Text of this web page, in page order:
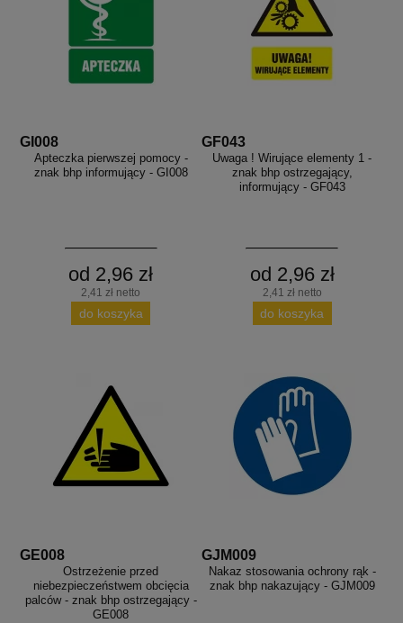
GI008
Apteczka pierwszej pomocy -
znak bhp informujący - GI008
od 2,96 zł
2,41 zł netto
do koszyka
GF043
Uwaga ! Wirujące elementy 1 -
znak bhp ostrzegający,
informujący - GF043
od 2,96 zł
2,41 zł netto
do koszyka
GE008
Ostrzeżenie przed
niebezpieczeństwem obcięcia
palców - znak bhp ostrzegający -
GE008
GJM009
Nakaz stosowania ochrony rąk -
znak bhp nakazujący - GJM009